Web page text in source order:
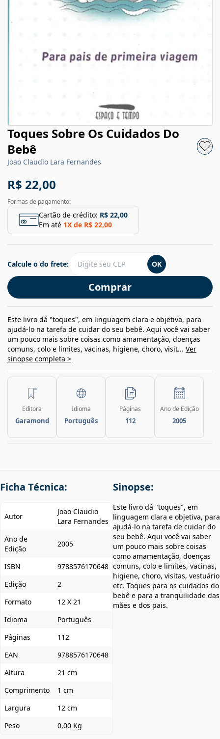
Toques Sobre Os Cuidados Do
Bebê
Joao Claudio Lara Fernandes
R$ 22,00
Formas de pagamento:
Cartão de crédito: R$ 22,00
Em até 1X de R$ 22,00
Comprar
Calcule o do frete: OK
Este livro dá "toques", em linguagem clara e objetiva, para
ajudá-lo na tarefa de cuidar do seu bebê. Aqui você vai saber
um pouco mais sobre coisas como amamentação, doenças
comuns, colo e limites, vacinas, higiene, choro, visit... Ver
sinopse completa >
Editora
Garamond
Idioma
Português
Páginas
112
Ano de Edição
2005
Ficha Técnica:
Autor
Joao Claudio
Lara Fernandes
Ano de
Edição
2005
ISBN
9788576170648
Edição
2
Formato
12 X 21
Idioma
Português
Páginas
112
EAN
9788576170648
Altura
21 cm
Comprimento
1 cm
Largura
12 cm
Peso
0,00 Kg
Sinopse:
Este livro dá "toques", em
linguagem clara e objetiva, para
ajudá-lo na tarefa de cuidar do
seu bebê. Aqui você vai saber
um pouco mais sobre coisas
como amamentação, doenças
comuns, colo e limites, vacinas,
higiene, choro, visitas, vestuário
etc. Toques para os cuidados do
bebê e para a tranqüilidade das
mães e dos pais.